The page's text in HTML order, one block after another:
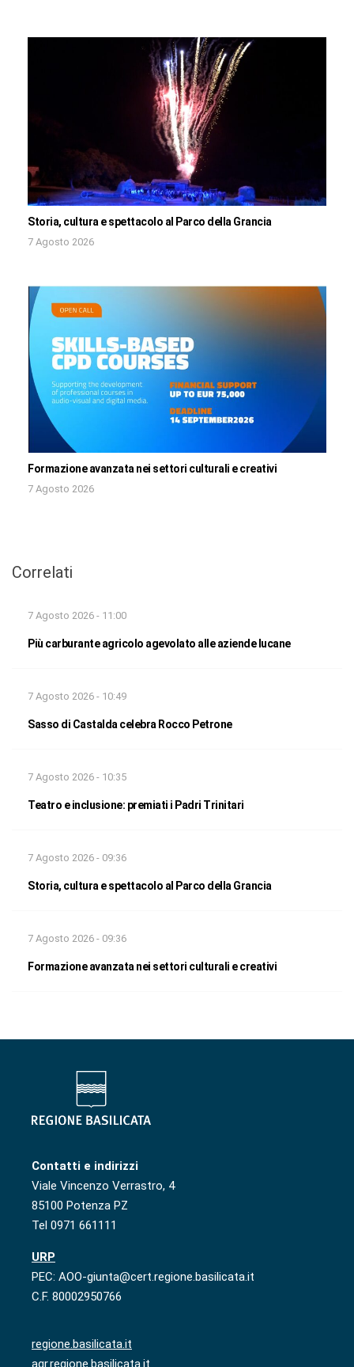
Storia, cultura e spettacolo al Parco della Grancia
7 Agosto 2026
Formazione avanzata nei settori culturali e creativi
7 Agosto 2026
Correlati
7 Agosto 2026 - 11:00
Più carburante agricolo agevolato alle aziende lucane
7 Agosto 2026 - 10:49
Sasso di Castalda celebra Rocco Petrone
7 Agosto 2026 - 10:35
Teatro e inclusione: premiati i Padri Trinitari
7 Agosto 2026 - 09:36
Storia, cultura e spettacolo al Parco della Grancia
7 Agosto 2026 - 09:36
Formazione avanzata nei settori culturali e creativi
Contatti e indirizzi
Viale Vincenzo Verrastro, 4
85100 Potenza PZ
Tel 0971 661111
URP
PEC: AOO-giunta@cert.regione.basilicata.it
C.F. 80002950766
regione.basilicata.it
agr.regione.basilicata.it